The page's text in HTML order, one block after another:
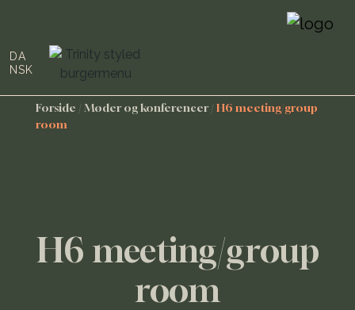
DA
NSK
Forside / Møder og konferencer/H6 meeting/group
room
H6 meeting/group
room